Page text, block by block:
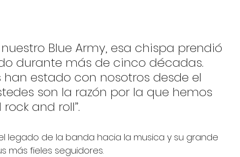
Blue Army, esa chispa prendió
durante más de cinco décadas.
han estado con nosotros desde el
son la razón por la que hemos
and roll”.
legado de la banda hacia la musica y su grande
más fieles seguidores.